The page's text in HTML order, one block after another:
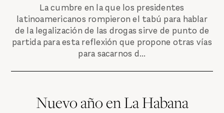
La cumbre en la que los presidentes
latinoamericanos rompieron el tabú para hablar
de la legalización de las drogas sirve de punto de
partida para esta reflexión que propone otras vías
para sacarnos d...
Nuevo año en La Habana